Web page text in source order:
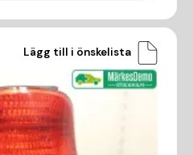
Lägg till i önskelista